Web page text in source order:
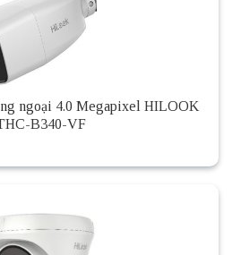
ngoại 4.0 Megapixel HILOOK
B340-VF